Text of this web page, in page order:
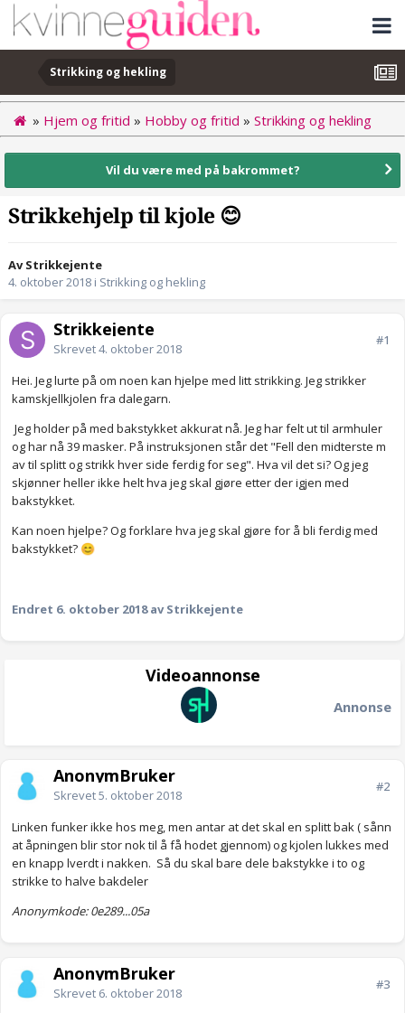
Strikking og hekling
» Hjem og fritid » Hobby og fritid » Strikking og hekling
Vil du være med på bakrommet?
Strikkehjelp til kjole 😊
Av Strikkejente
4. oktober 2018 i Strikking og hekling
Strikkejente
Skrevet4. oktober 2018
#1
Hei. Jeg lurte på om noen kan hjelpe med litt strikking. Jeg strikker
kamskjellkjolen fra dalegarn.
Jeg holder på med bakstykket akkurat nå. Jeg har felt ut til armhuler
og har nå 39 masker. På instruksjonen står det "Fell den midterste m
av til splitt og strikk hver side ferdig for seg". Hva vil det si? Og jeg
skjønner heller ikke helt hva jeg skal gjøre etter der igjen med
bakstykket.
Kan noen hjelpe? Og forklare hva jeg skal gjøre for å bli ferdig med
bakstykket? 😊
Endret 6. oktober 2018av Strikkejente
Videoannonse
Annonse
AnonymBruker
Skrevet5. oktober 2018
#2
Linken funker ikke hos meg, men antar at det skal en splitt bak ( sånn
at åpningen blir stor nok til å få hodet gjennom) og kjolen lukkes med
en knapp lverdt i nakken. Så du skal bare dele bakstykke i to og
strikke to halve bakdeler
Anonymkode: 0e289...05a
AnonymBruker
Skrevet 6. oktober 2018
#3